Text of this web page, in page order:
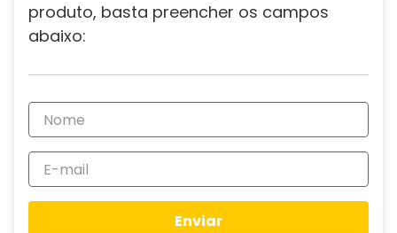
produto, basta preencher os campos
abaixo:
Enviar